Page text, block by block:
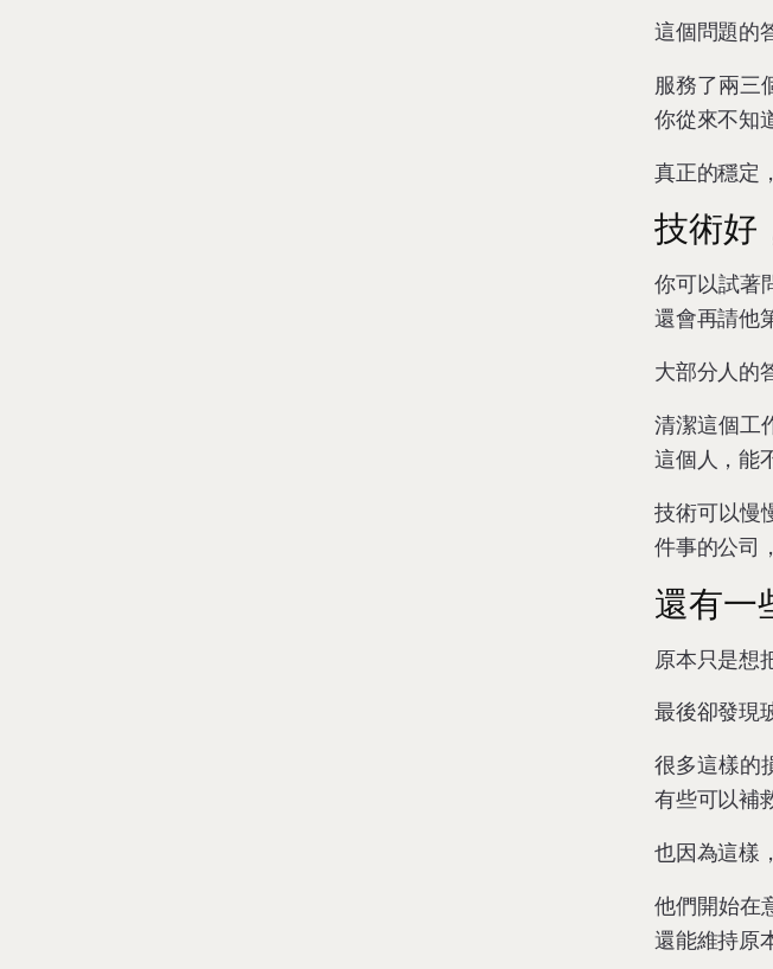
這個問題的
服務了兩三
你從來不知
真正的穩定
技術好
你可以試著
還會再請他
大部分人的
清潔這個工
這個人，能
技術可以慢
件事的公司
還有一
原本只是想
最後卻發現
很多這樣的
有些可以補
也因為這樣
他們開始在
還能維持原